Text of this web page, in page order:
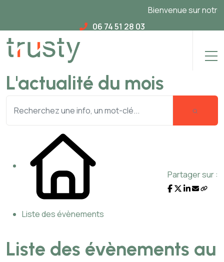
Bienvenue sur notre
06 74 51 28 03
L'actualité du mois
Liste des évènements
Partager sur :
Liste des évènements au